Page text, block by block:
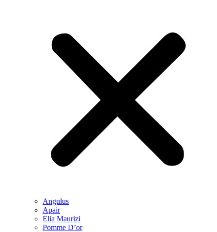
Angulus
Apair
Elia Maurizi
Pomme D’or